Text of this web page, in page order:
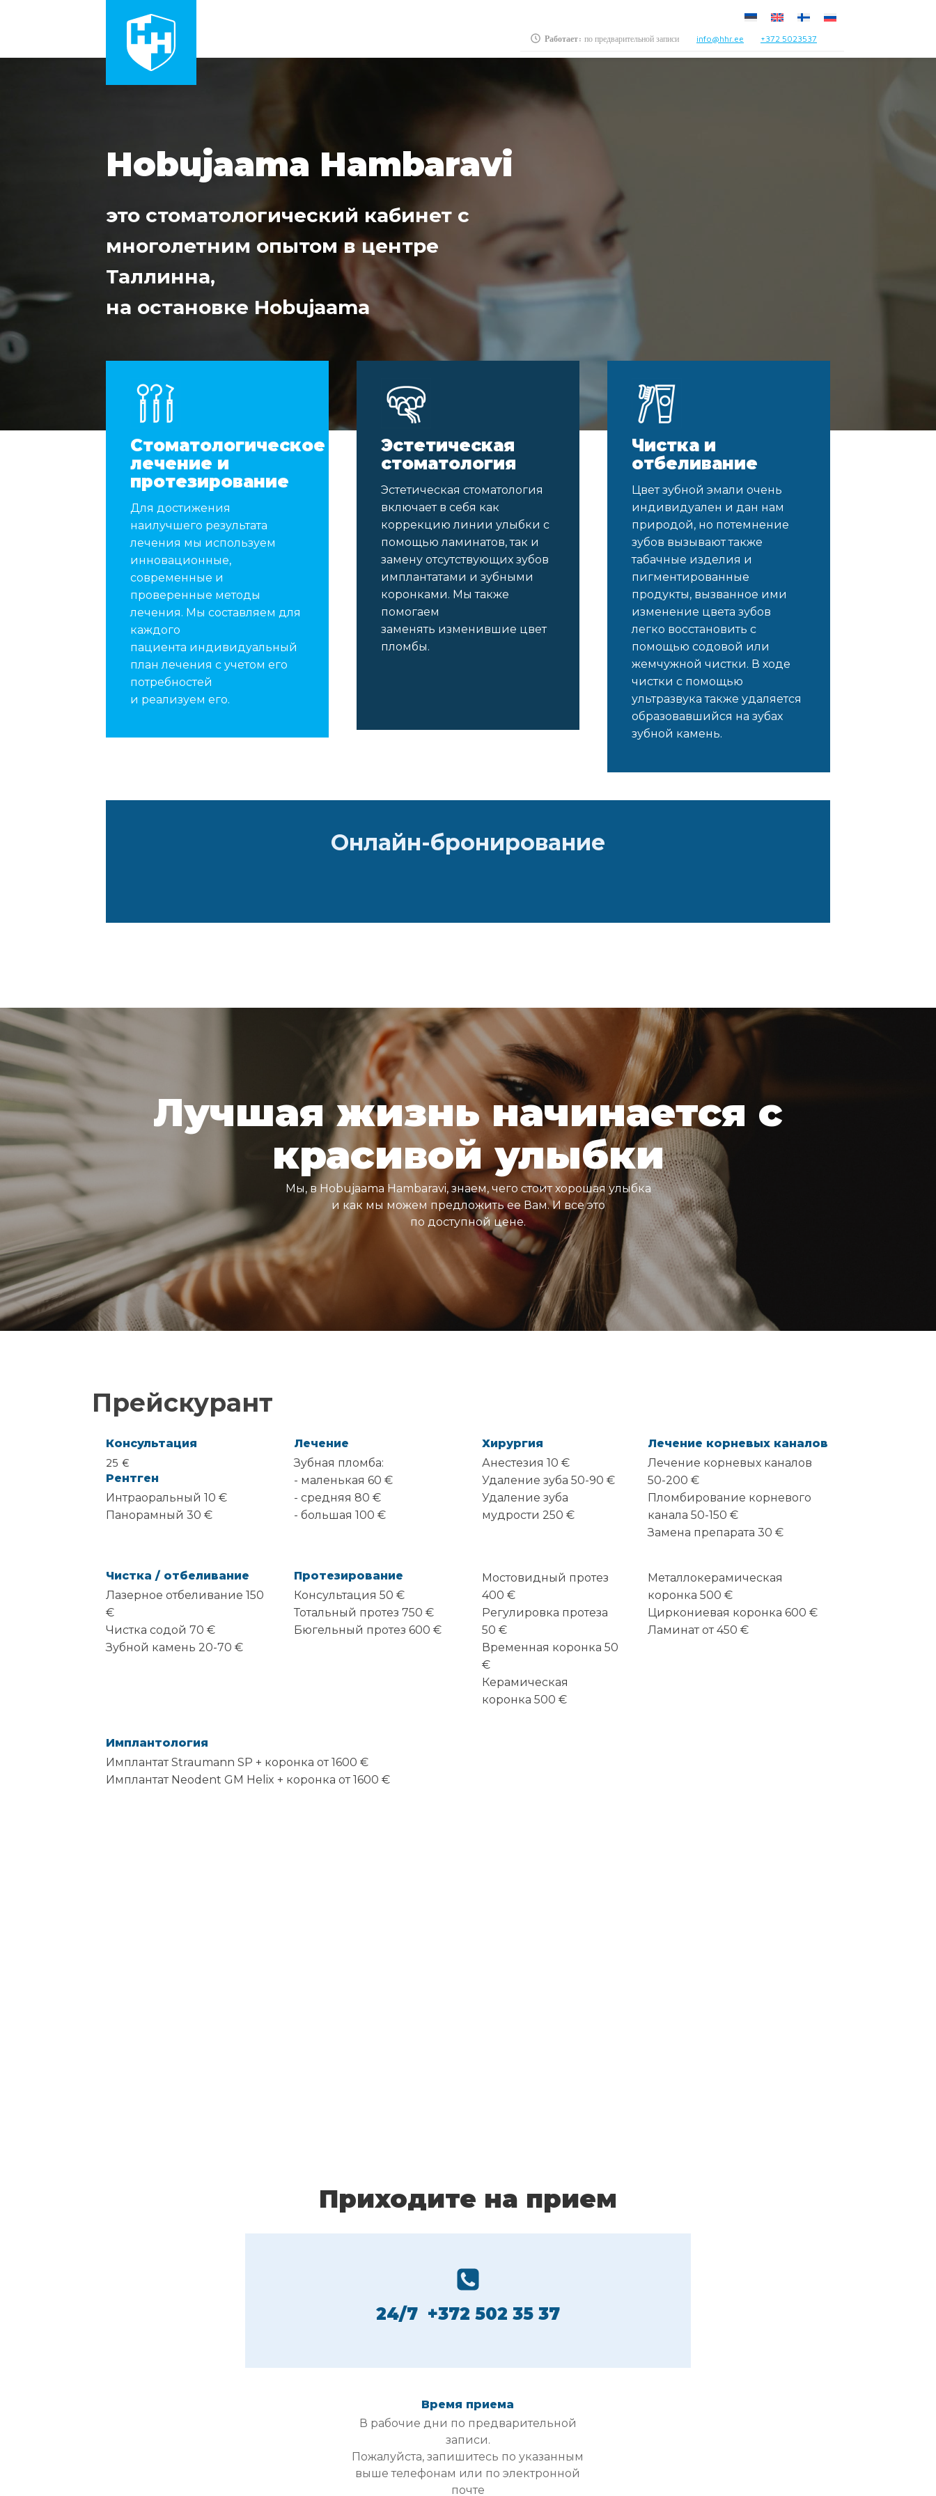
Работает: по предварительной записи info@hhr.ee +372 5023537
Hobujaama Hambaravi
это стоматологический кабинет с
многолетним опытом в центре
Таллинна,
на остановке Hobujaama
Стоматологическое
лечение и
протезирование
Для достижения
наилучшего результата
лечения мы используем
инновационные,
современные и
проверенные методы
лечения. Мы составляем для
каждого
пациента индивидуальный
план лечения с учетом его
потребностей
и реализуем его.
Эстетическая
стоматология
Эстетическая стоматология
включает в себя как
коррекцию линии улыбки с
помощью ламинатов, так и
замену отсутствующих зубов
имплантатами и зубными
коронками. Мы также
помогаем
заменять изменившие цвет
пломбы.
Чистка и
отбеливание
Цвет зубной эмали очень
индивидуален и дан нам
природой, но потемнение
зубов вызывают также
табачные изделия и
пигментированные
продукты, вызванное ими
изменение цвета зубов
легко восстановить с
помощью содовой или
жемчужной чистки. В ходе
чистки с помощью
ультразвука также удаляется
образовавшийся на зубах
зубной камень.
Онлайн-бронирование
Лучшая жизнь начинается с
красивой улыбки
Мы, в Hobujaama Hambaravi, знаем, чего стоит хорошая улыбка
и как мы можем предложить ее Вам. И все это
по доступной цене.
Прейскурант
Консультация
25 €
Рентген
Интраоральный 10 €
Панорамный 30 €
Лечение
Зубная пломба:
- маленькая 60 €
- средняя 80 €
- большая 100 €
Хирургия
Анестезия 10 €
Удаление зуба 50-90 €
Удаление зуба
мудрости 250 €
Лечение корневых каналов
Лечение корневых каналов
50-200 €
Пломбирование корневого
канала 50-150 €
Замена препарата 30 €
Чистка / отбеливание
Лазерное отбеливание 150
€
Чистка содой 70 €
Зубной камень 20-70 €
Протезирование
Консультация 50 €
Тотальный протез 750 €
Бюгельный протез 600 €
Мостовидный протез
400 €
Регулировка протеза
50 €
Временная коронка 50
€
Керамическая
коронка 500 €
Металлокерамическая
коронка 500 €
Циркониевая коронка 600 €
Ламинат от 450 €
Имплантология
Имплантат Straumann SP + коронка от 1600 €
Имплантат Neodent GM Helix + коронка от 1600 €
Приходите на прием
24/7 +372 502 35 37
Время приема
В рабочие дни по предварительной
записи.
Пожалуйста, запишитесь по указанным
выше телефонам или по электронной
почте